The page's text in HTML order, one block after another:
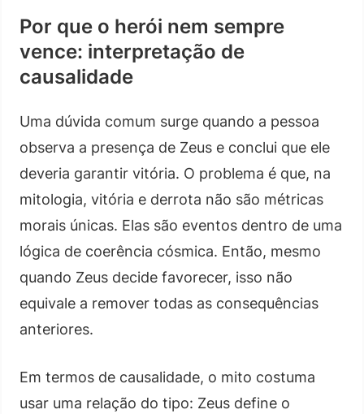
Por que o herói nem sempre
vence: interpretação de
causalidade
Uma dúvida comum surge quando a pessoa
observa a presença de Zeus e conclui que ele
deveria garantir vitória. O problema é que, na
mitologia, vitória e derrota não são métricas
morais únicas. Elas são eventos dentro de uma
lógica de coerência cósmica. Então, mesmo
quando Zeus decide favorecer, isso não
equivale a remover todas as consequências
anteriores.
Em termos de causalidade, o mito costuma
usar uma relação do tipo: Zeus define o